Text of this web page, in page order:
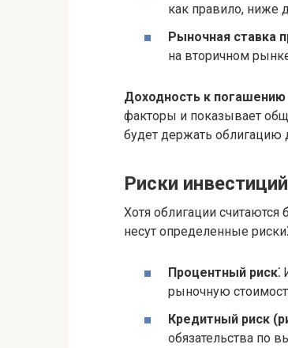
как правило, ниже
Рыночная ставка
на вторичном
Доходность к погашению
факторы и показывает
будет держать облигацию
Риски
Хотя облигации
несут определенные риски⁚
Процентный риск⁚
рыночную
Кредитный риск
обязательства по